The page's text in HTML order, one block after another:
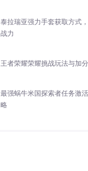
泰拉瑞亚强力手套获取方式
战力
王者荣耀荣耀挑战玩法与加
最强蜗牛米国探索者任务激
略